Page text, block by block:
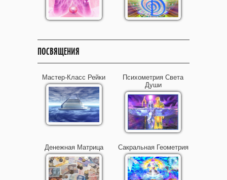
ПОСВЯЩЕНИЯ
Мастер-Класс Рейки
Психометрия Света
Души
Денежная Матрица Сакральная Геометрия